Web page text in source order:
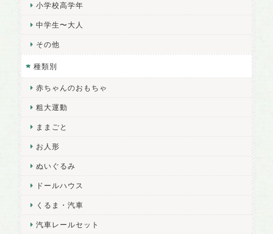
小学校高学年
中学生〜大人
その他
種類別
赤ちゃんのおもちゃ
粗大運動
ままごと
お人形
ぬいぐるみ
ドールハウス
くるま・汽車
汽車レールセット